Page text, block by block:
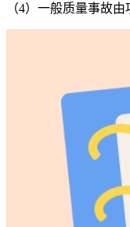
（4）一般质量事故由